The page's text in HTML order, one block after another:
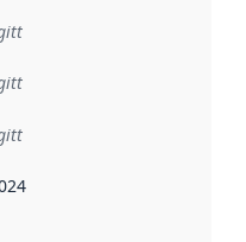
når dataa i dette